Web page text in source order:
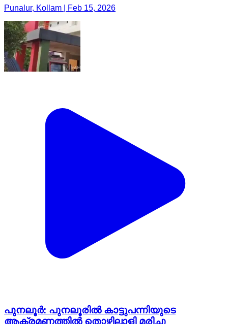
Punalur, Kollam | Feb 15, 2026
പുനലൂർ: പുനലൂരിൽ കാട്ടുപന്നിയുടെ
ആക്രമണത്തിൽ തൊഴിലാളി മരിച്ചു